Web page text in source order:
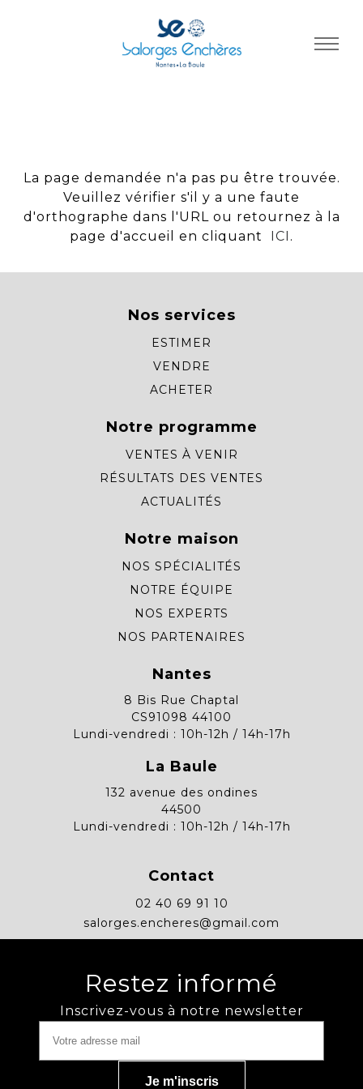
La page demandée n'a pas pu être trouvée.
Veuillez vérifier s'il y a une faute
d'orthographe dans l'URL ou retournez à la
page d'accueil en cliquant
ICI .
Nos services
ESTIMER
VENDRE
ACHETER
Notre programme
VENTES À VENIR
RÉSULTATS DES VENTES
ACTUALITÉS
Notre maison
NOS SPÉCIALITÉS
NOTRE ÉQUIPE
NOS EXPERTS
NOS PARTENAIRES
Nantes
8 Bis Rue Chaptal
CS91098 44100
Lundi-vendredi : 10h-12h / 14h-17h
La Baule
132 avenue des ondines
44500
Lundi-vendredi : 10h-12h / 14h-17h
Contact
02 40 69 91 10
salorges.encheres@gmail.com
Restez informé
Inscrivez-vous à notre newsletter